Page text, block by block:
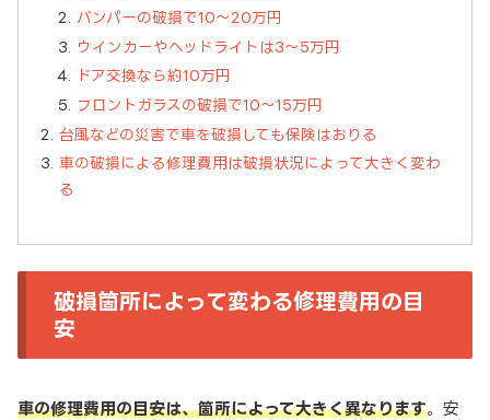
バンパーの破損で10～20万円
ウインカーやヘッドライトは3～5万円
ドア交換なら約10万円
フロントガラスの破損で10～15万円
台風などの災害で車を破損しても保険はおりる
車の破損による修理費用は破損状況によって大きく変わ
る
破損箇所によって変わる修理費用の目
安
車の修理費用の目安は、箇所によって大きく異なります。安